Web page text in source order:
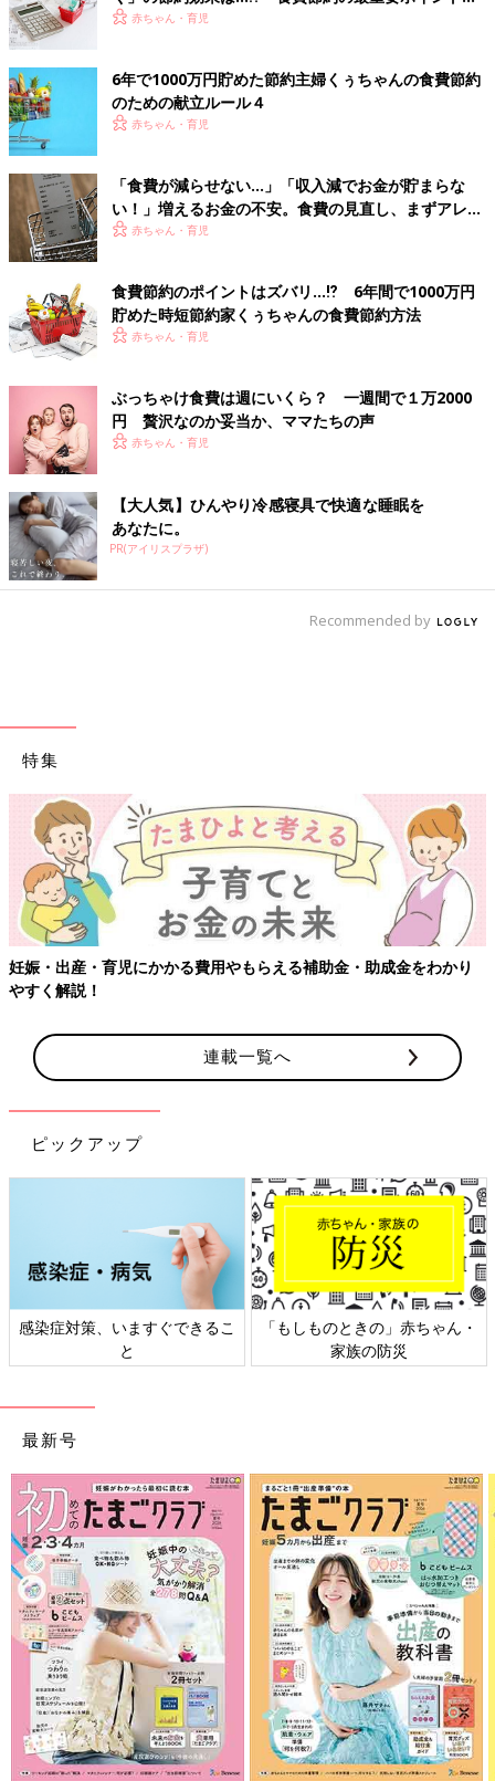
FPに聞く
赤ちゃん・育児
6年で1000万円貯めた節約主婦くぅちゃんの食費節約
のための献立ルール４
赤ちゃん・育児
「食費が減らせない…」「収入減でお金が貯まらな
い！」増えるお金の不安。食費の見直し、まずアレを
チェックして【専門家】
赤ちゃん・育児
食費節約のポイントはズバリ…⁉ 6年間で1000万円
貯めた時短節約家くぅちゃんの食費節約方法
赤ちゃん・育児
ぶっちゃけ食費は週にいくら？ 一週間で１万2000
円 贅沢なのか妥当か、ママたちの声
赤ちゃん・育児
【大人気】ひんやり冷感寝具で快適な睡眠を
あなたに。
PR(アイリスプラザ)
Recommended by
特集
妊娠・出産・育児にかかる費用やもらえる補助金・助成金をわかり
やすく解説！
連載一覧へ
ピックアップ
感染症対策、いますぐできるこ
と
「もしものときの」赤ちゃん・
家族の防災
最新号